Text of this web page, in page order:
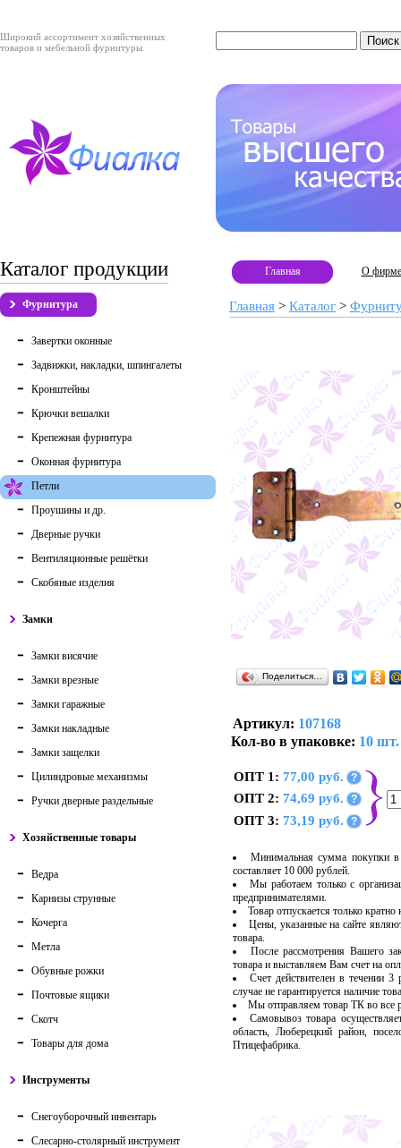
Широкий ассортимент хозяйственных
товаров и мебельной фурнитуры
Каталог продукции
Фурнитура
Завертки оконные
Задвижки, накладки, шпингалеты
Кронштейны
Крючки вешалки
Крепежная фурнитура
Оконная фурнитура
Петли
Проушины и др.
Дверные ручки
Вентиляционные решётки
Скобяные изделия
Замки
Замки висячие
Замки врезные
Замки гаражные
Замки накладные
Замки защелки
Цилиндровые механизмы
Ручки дверные раздельные
Хозяйственные товары
Ведра
Карнизы струнные
Кочерга
Метла
Обувные рожки
Почтовые ящики
Скотч
Товары для дома
Инструменты
Снегоуборочный инвентарь
Слесарно-столярный инструмент
Главная О фирме
Главная > Каталог >
Поделиться…
Артикул: 107168
Кол-во в упаковке: 10 шт.
ОПТ 1: 77,00 руб. ?
ОПТ 2: 74,69 руб. ?
ОПТ 3: 73,19 руб. ?
Минимальная сумма покупки в
составляет 10 000 рублей.
Мы работаем только с
предпринимателями.
Товар отпускается только
Цены, указанные на сайте
товара.
После рассмотрения Вашего
товара и выставляем Вам счет на
Счет действителен в течении
случае не гарантируется наличие
Мы отправляем товар ТК во
Самовывоз товара
область, Люберецкий район,
Птицефабрика.